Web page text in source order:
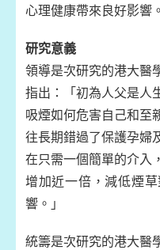
心理健康帶來良好影響。
研究意義
領導是次研究的港大醫
指出：「初為人父是人
吸煙如何危害自己和至
往長期錯過了保護孕婦
在只需一個簡單的介入
增加近一倍，減低煙
響。」
統籌是次研究的港大醫